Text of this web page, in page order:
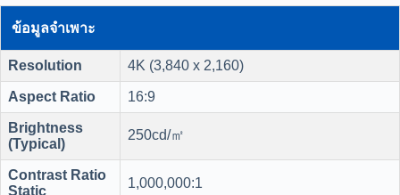
ข้อมูลจำเพาะ
Resolution 4K (3,840 x 2,160)
Aspect Ratio 16:9
Brightness
(Typical)
250cd/㎡
Contrast Ratio
Static
1,000,000:1